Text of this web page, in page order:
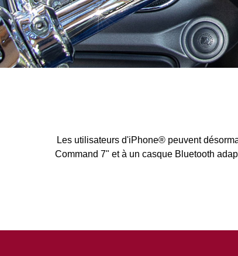
Les utilisateurs d'iPhone® peuvent
Command 7" et à un casque Bluetooth